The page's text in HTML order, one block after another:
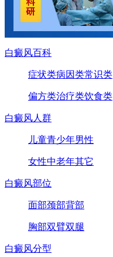
白癜风百科
症状类病因类常识类
偏方类治疗类饮食类
白癜风人群
儿童青少年男性
女性中老年其它
白癜风部位
面部颈部背部
胸部双臂双腿
白癜风分型